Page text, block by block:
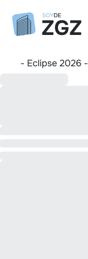
- Eclipse 2026 -